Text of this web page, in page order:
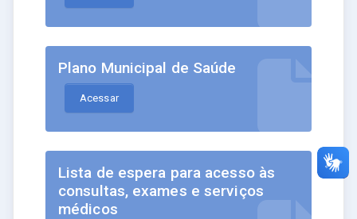
Plano Municipal de Saúde
Acessar
Lista de espera para acesso às
consultas, exames e serviços
médicos